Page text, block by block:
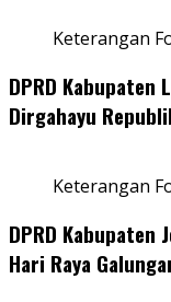
Keterangan
DPRD Kabupaten
Dirgahayu
Keterangan
DPRD Kabupaten
Hari Raya